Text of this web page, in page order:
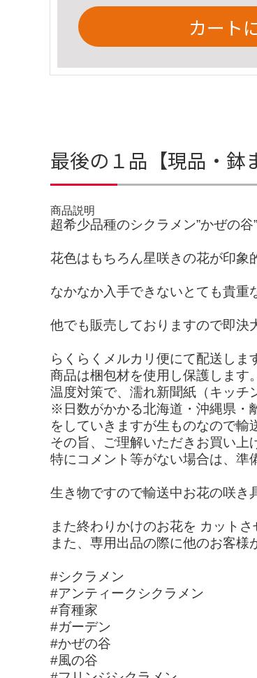
カート
最後の１品【現品・
商品説明
超希少品種のシクラメン”かぜの谷”
花色はもちろん星咲きの花が印象
なかなか入手できないとても貴重
他でも販売しておりますので即決
らくらくメルカリ便にて配送しま
商品は梱包材を使用し保護します
温度対策で、濡れ新聞紙（キッチ
※日数がかかる北海道・沖縄県・
をしていきますが生ものなので輸
その旨、ご理解いただきお買い上
特にコメント等がない場合は、準
生き物ですので輸送中お花の咲き
また終わりかけのお花を カット
また、専用出品の際に他のお客様
#シクラメン
#アンティークシクラメン
#育種家
#ガーデン
#かぜの谷
#風の谷